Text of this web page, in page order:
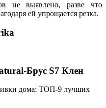
не выявлено, разве что
ей упрощается резка.
Брус S7 Клен